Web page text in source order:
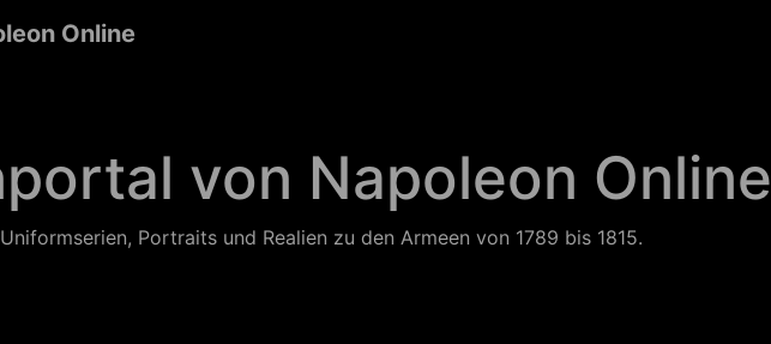
Online
von Napoleon Online
Portraits und Realien zu den Armeen von 1789 bis 1815.